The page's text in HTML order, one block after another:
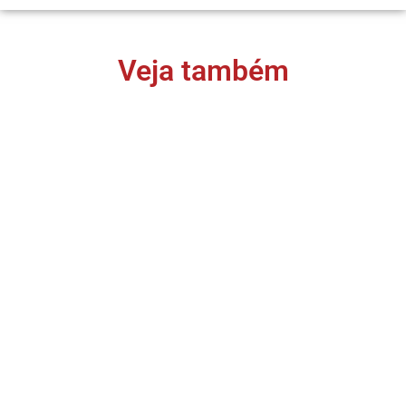
Veja também